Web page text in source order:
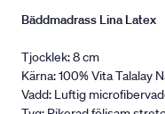
Bäddmadrass Lina Latex
Tjocklek: 8 cm
Kärna: 100% Vita Talalay
Vadd: Luftig